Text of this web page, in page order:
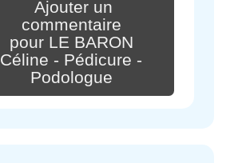
Ajouter un
commentaire
pour LE BARON
Céline - Pédicure -
Podologue